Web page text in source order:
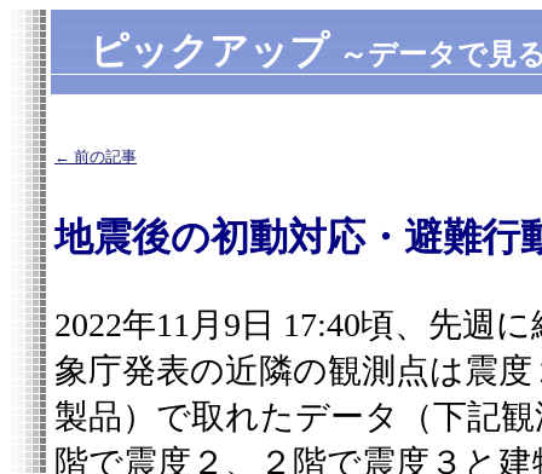
ピックアップ ～データで見
← 前の記事
地震後の初動対応・避難
2022年11月9日 17:40頃、先週
象庁発表の近隣の観測点は震
製品）で取れたデータ（下記
階で震度２、２階で震度３と